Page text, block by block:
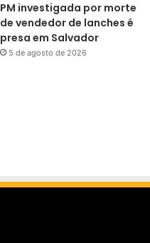
PM investigada por morte
de vendedor de lanches é
presa em Salvador
5 de agosto de 2026